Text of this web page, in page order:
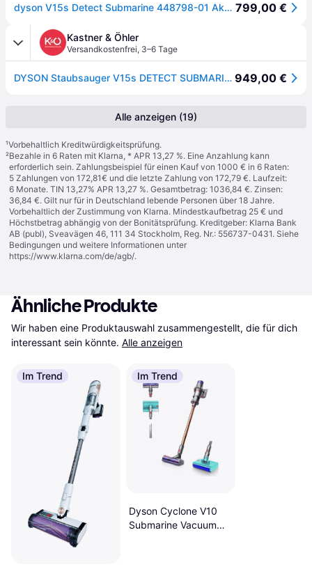
dyson V15s Detect Submarine 448798-01 Akku-Zyklon-Staubsauger 25.2 V 230 V 660 W motorbetriebene Saugbürste 799,00 €
Kastner & Öhler
Versandkostenfrei, 3–6 Tage
DYSON Staubsauger V15s DETECT SUBMARINE Nickel/Gelb silber 949,00 €
Alle anzeigen (19)
¹Vorbehaltlich Kreditwürdigkeitsprüfung.
²Bezahle in 6 Raten mit Klarna, * APR 13,27 %. Eine Anzahlung kann
erforderlich sein. Zahlungsbeispiel für einen Kauf von 1000 € in 6 Raten:
5 Zahlungen von 172,81€ und die letzte Zahlung von 172,79 €. Laufzeit:
6 Monate. TIN 13,27% APR 13,27 %. Gesamtbetrag: 1036,84 €. Zinsen:
36,84 €. Gilt nur für in Deutschland lebende Personen über 18 Jahre.
Vorbehaltlich der Zustimmung von Klarna. Mindestkaufbetrag 25 € und
Höchstbetrag abhängig von der Bonitätsprüfung. Kreditgeber: Klarna Bank
AB (publ), Sveavägen 46, 111 34 Stockholm, Reg. Nr.: 556737-0431. Siehe
Bedingungen und weitere Informationen unter
https://www.klarna.com/de/agb/.
Ähnliche Produkte
Wir haben eine Produktauswahl zusammengestellt, die für dich
interessant sein könnte. Alle anzeigen
Im Trend Im Trend
Dyson Cyclone V10
Submarine Vacuum